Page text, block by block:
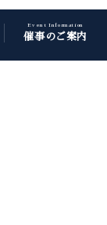
Event Information
催事のご案内